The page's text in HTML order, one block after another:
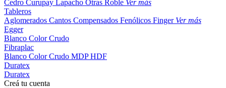
Cedro Curupay Lapacho Otras Roble Ver más
Tableros
Aglomerados Cantos Compensados Fenólicos Finger Ver más
Egger
Blanco ColorCrudo
Fibraplac
Blanco ColorCrudo MDPHDF
Duratex
Duratex
Creá tu cuenta